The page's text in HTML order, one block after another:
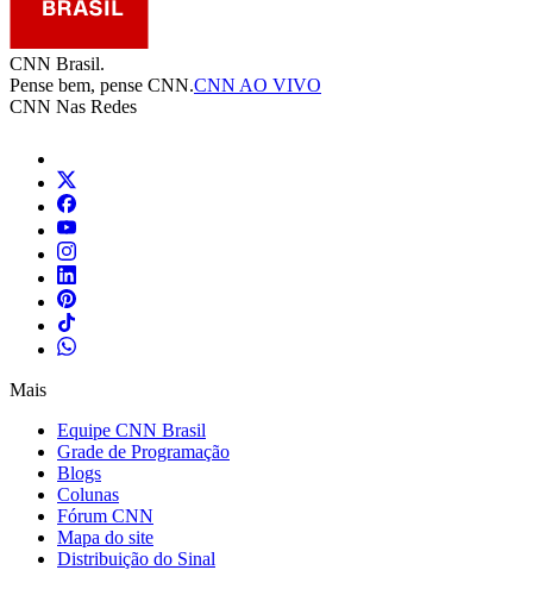
CNN Brasil.
Pense bem, pense CNN.CNN AO VIVO
CNN Nas Redes
Mais
Equipe CNN Brasil
Grade de Programação
Blogs
Colunas
Fórum CNN
Mapa do site
Distribuição do Sinal